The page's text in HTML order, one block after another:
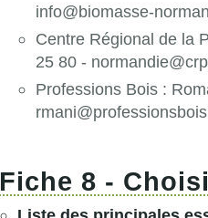
info@biomasse-
Centre Régional de la
25 80 -
Professions Bois :
Fiche 8 -